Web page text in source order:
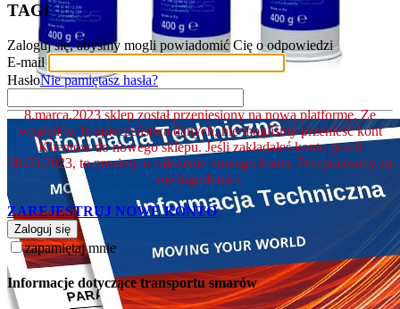
TAGI
Zaloguj się, abyśmy mogli powiadomić Cię o odpowiedzi
E-mail
HasłoNie pamiętasz hasła?
8.marca.2023 sklep został przeniesiony na nową platformę. Ze
względów bezpieczeństwa danych, nie mogliśmy przenieść kont
Klientów do nowego sklepu. Jeśli zakładałeś konto przed
08.03.2023, to prosimy o założenie nowego konta. Przepraszamy za
niedogodności.
ZAREJESTRUJ NOWE KONTO
Zaloguj się
zapamiętaj mnie
Informacje dotyczące transportu smarów